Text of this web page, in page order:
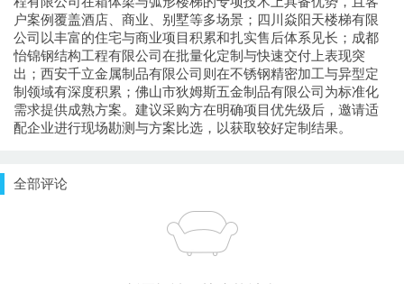
户案例覆盖酒店、商业、别墅等多场景；四川焱阳天楼梯有限
公司以丰富的住宅与商业项目积累和扎实售后体系见长；成都
怡锦钢结构工程有限公司在批量化定制与快速交付上表现突
出；西安千立金属制品有限公司则在不锈钢精密加工与异型定
制领域有深度积累；佛山市狄姆斯五金制品有限公司为标准化
需求提供成熟方案。建议采购方在明确项目优先级后，邀请适
配企业进行现场勘测与方案比选，以获取较好定制结果。
全部评论